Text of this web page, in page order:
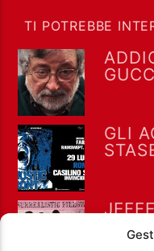
TI POTREBBE
GLI